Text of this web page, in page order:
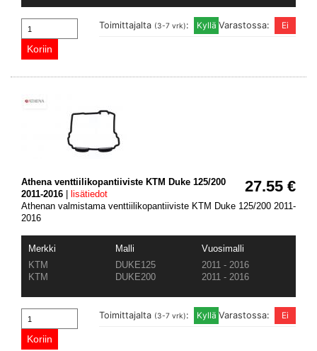
Varastossa:
Toimittajalta (3-7 vrk):
27.55 €
Athena venttiilikopantiiviste KTM Duke 125/200
2011-2016
lisätiedot
Athenan valmistama venttiilikopantiiviste KTM Duke 125/200 2011-
2016
Merkki Malli
Vuosimalli
KTM
DUKE125
2011 - 2016
KTM
DUKE200 2011 - 2016
Varastossa:
Toimittajalta (3-7 vrk):